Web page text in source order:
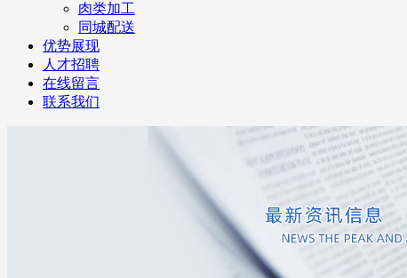
肉类加工
同城配送
优势展现
人才招聘
在线留言
联系我们